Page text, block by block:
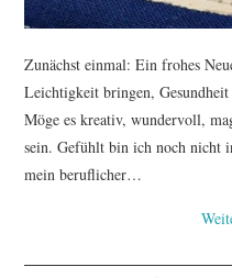
IMPRESSUM
DATENSCHUTZ
Zunächst einmal: Ein frohes
Leichtigkeit bringen,
Möge es kreativ, wundervoll,
sein. Gefühlt bin ich noch nicht
mein beruflicher…